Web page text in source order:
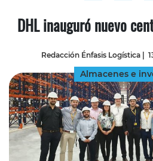
DHL inauguró nuevo
Redacción Énfasis Logística |
Almacenes e